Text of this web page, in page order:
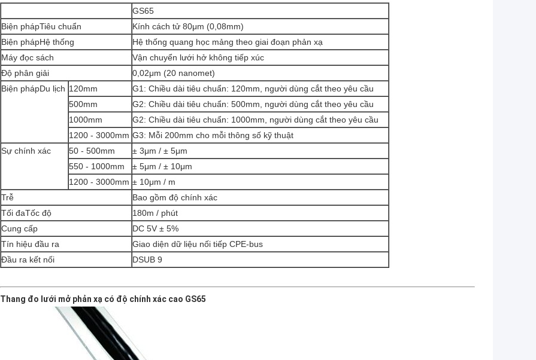
GS65
Biện phápTiêu chuẩn
Kính cách tử 80μm (0,08mm)
Biện phápHệ thống
Hệ thống quang học mảng theo giai đoạn phản xạ
Máy đọc sách
Vận chuyển lưới hở không tiếp xúc
Độ phân giải
0,02μm (20 nanomet)
Biện phápDu lịch 120mm
G1: Chiều dài tiêu chuẩn: 120mm, người dùng cắt theo yêu cầu
500mm
G2: Chiều dài tiêu chuẩn: 500mm, người dùng cắt theo yêu cầu
1000mm
G2: Chiều dài tiêu chuẩn: 1000mm, người dùng cắt theo yêu cầu
1200 - 3000mm G3: Mỗi 200mm cho mỗi thông số kỹ thuật
Sự chính xác
50 - 500mm
± 3μm / ± 5μm
550 - 1000mm
± 5μm / ± 10μm
1200 - 3000mm ± 10μm / m
Trễ
Bao gồm độ chính xác
Tối đaTốc độ
180m / phút
Cung cấp
DC 5V ± 5%
Tín hiệu đầu ra
Giao diện dữ liệu nối tiếp CPE-bus
Đầu ra kết nối
DSUB 9
Thang đo lưới mở phản xạ có độ chính xác cao GS65